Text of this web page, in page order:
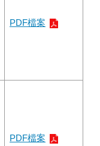
PDF檔案
PDF檔案